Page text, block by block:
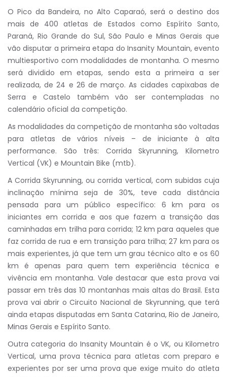
O Pico da Bandeira, no Alto Caparaó, será o destino dos
mais de 400 atletas de Estados como Espírito Santo,
Paraná, Rio Grande do Sul, São Paulo e Minas Gerais que
vão disputar a primeira etapa do Insanity Mountain, evento
multiesportivo com modalidades de montanha. O mesmo
será dividido em etapas, sendo esta a primeira a ser
realizada, de 24 e 26 de março. As cidades capixabas de
Serra e Castelo também vão ser contempladas no
calendário oficial da competição.
As modalidades da competição de montanha são voltadas
para atletas de vários níveis – de iniciante à alta
performance. São três: Corrida Skyrunning, Kilometro
Vertical (VK) e Mountain Bike (mtb).
A Corrida Skyrunning, ou corrida vertical, com subidas cuja
inclinação mínima seja de 30%, teve cada distância
pensada para um público específico: 6 km para os
iniciantes em corrida e aos que fazem a transição das
caminhadas em trilha para corrida; 12 km para aqueles que
faz corrida de rua e em transição para trilha; 27 km para os
mais experientes, já que tem um grau técnico alto e os 60
km é apenas para quem tem experiência técnica e
vivência em montanha. Vale destacar que esta prova vai
passar em três das 10 montanhas mais altas do Brasil. Esta
prova vai abrir o Circuito Nacional de Skyrunning, que terá
ainda etapas disputadas em Santa Catarina, Rio de Janeiro,
Minas Gerais e Espírito Santo.
Outra categoria do Insanity Mountain é o VK, ou Kilometro
Vertical, uma prova técnica para atletas com preparo e
experientes por ser uma prova que exige muito do atleta